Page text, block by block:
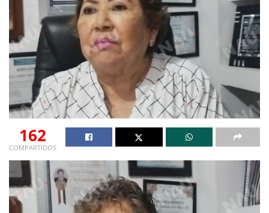
162
COMPARTIDOS